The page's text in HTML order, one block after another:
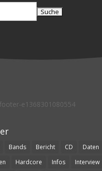
Bands Bericht CD Daten
Hardcore Infos Interview